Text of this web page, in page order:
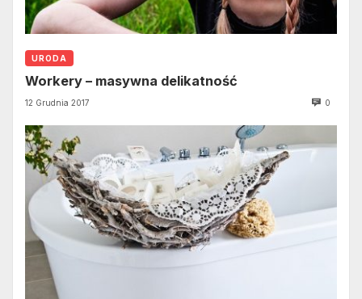
URODA
Workery – masywna delikatność
12 Grudnia 2017 0